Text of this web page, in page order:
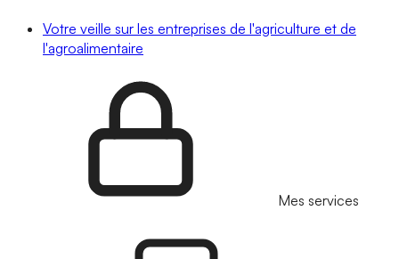
Votre veille sur les entreprises de l'agriculture et de
l'agroalimentaire
Mes services